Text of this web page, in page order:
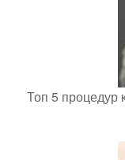
Топ 5 процедур